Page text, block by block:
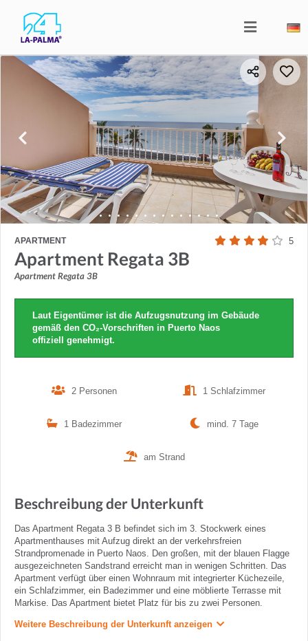
APARTMENT 5
Apartment Regata 3B
Apartment Regata 3B
Laut Eigentümer ist die Aufzugsnutzung im Gebäude
gemäß den CO₂-Vorschriften in Puerto Naos
offiziell genehmigt.
2 Personen 1 Schlafzimmer
1 Badezimmer mind. 7 Tage
am Strand
Beschreibung der Unterkunft
Das Apartment Regata 3 B befindet sich im 3. Stockwerk eines
Apartmenthauses mit Aufzug direkt an der verkehrsfreien
Strandpromenade in Puerto Naos. Den großen, mit der blauen Flagge
ausgezeichneten Sandstrand erreicht man in wenigen Schritten. Das
Apartment verfügt über einen Wohnraum mit integrierter Küchezeile,
ein Schlafzimmer, ein Badezimmer und eine möblierte Terrasse mit
Markise. Das Apartment bietet Platz für bis zu zwei Personen.
Weitere Beschreibung der Unterkunft anzeigen